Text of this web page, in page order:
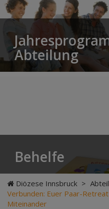
Abteilung
Behelfe
Diözese Innsbruck >
Verbunden: Euer Paar-
Miteinander